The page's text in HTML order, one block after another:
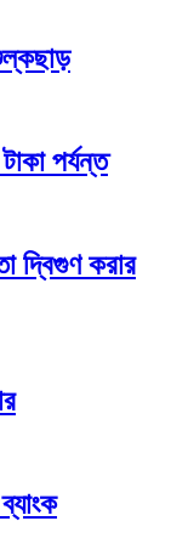
পর্যন্ত
দ্বিগুণ করার